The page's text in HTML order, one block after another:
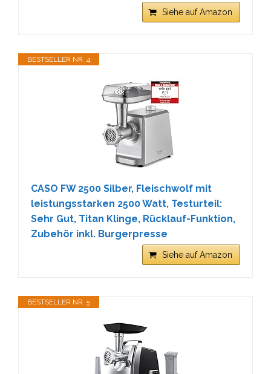
Siehe auf Amazon
BESTSELLER NR. 4
CASO FW 2500 Silber, Fleischwolf mit
leistungsstarken 2500 Watt, Testurteil:
Sehr Gut, Titan Klinge, Rücklauf-Funktion,
Zubehör inkl. Burgerpresse
Siehe auf Amazon
BESTSELLER NR. 5